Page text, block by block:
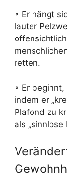
◦ Er hängt
lauter
retten.
◦ Er
indem er
Plafond zu
als „sinnlose